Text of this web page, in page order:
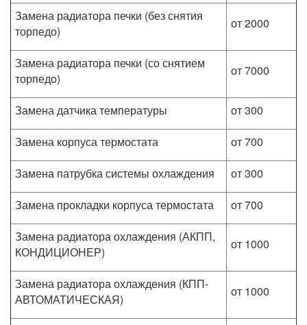
Замена радиатора печки (без снятия
торпедо)
от 2000
Замена радиатора печки (со снятием
торпедо)
от 7000
Замена датчика температуры
от 300
Замена корпуса термостата
от 700
Замена патрубка системы охлаждения
от 300
Замена прокладки корпуса термостата
от 700
Замена радиатора охлаждения (АКПП,
КОНДИЦИОНЕР)
от 1000
Замена радиатора охлаждения (КПП-
АВТОМАТИЧЕСКАЯ)
от 1000